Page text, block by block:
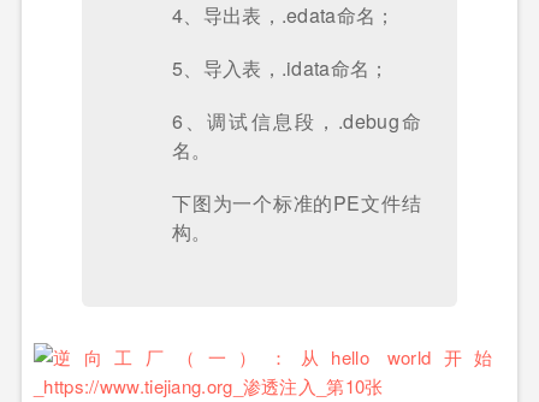
4、导出表，.edata命名；
5、导入表，.idata命名；
6、调试信息段，.debug命
名。
下图为一个标准的PE文件结
构。